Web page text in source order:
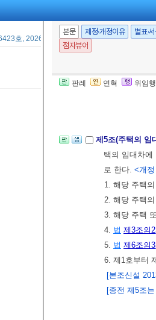
호, 2026. 6. 23., 타법개정]
본문 제정·개정이유
별표·
점자뷰어
판례 연혁 위임
② 확정일자는
부여 사무에
[본조신설
제5조(주택의 임
택의 임대차에
로 한다. <개
1. 해당 주택
2. 해당 주택
3. 해당 주택
4. 법 제3조의2
5. 법 제6조의3
6. 제1호부터
[본조신설
[종전 제5조